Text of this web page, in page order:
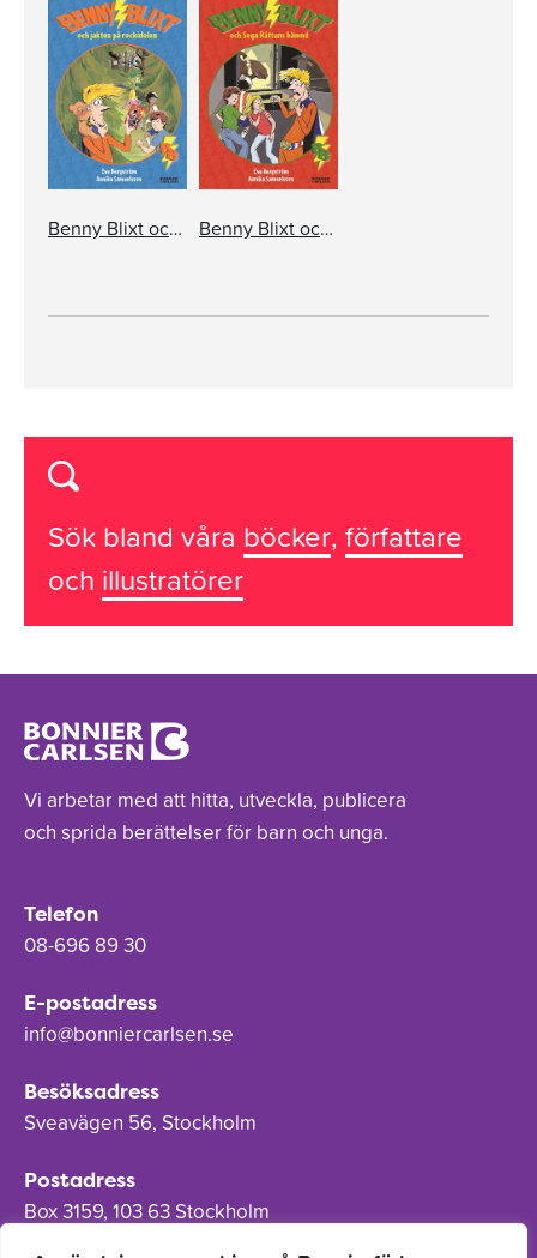
Benny Blixt och jakten på rockidolen Benny Blixt och Sega Råttans hämnd
Sök bland våra böcker, författare
och illustratörer
Vi arbetar med att hitta, utveckla, publicera
och sprida berättelser för barn och unga.
Telefon
08-696 89 30
E-postadress
info@bonniercarlsen.se
Besöksadress
Sveavägen 56, Stockholm
Postadress
Box 3159, 103 63 Stockholm